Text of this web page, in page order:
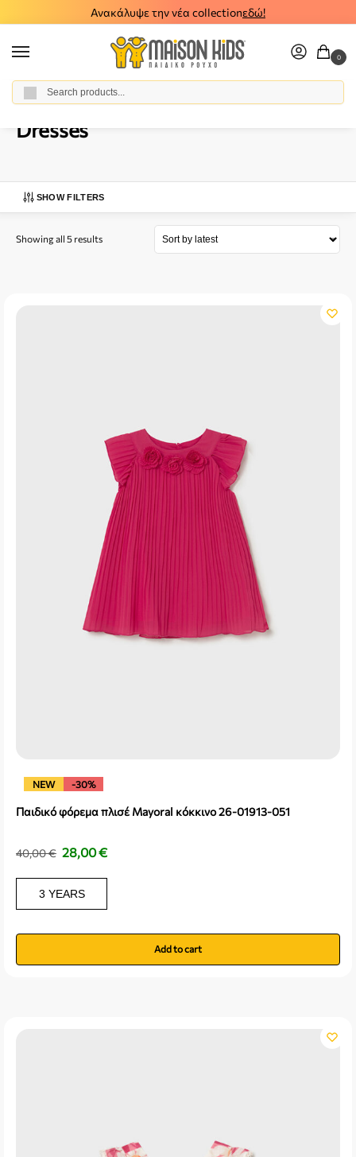
Ανακάλυψε την νέα collectionεδώ!
0
Home / Baby Girl /
Dresses
SHOW FILTERS
Showing all 5 results
NEW -30%
Παιδικό φόρεμα πλισέ Mayoral κόκκινο 26-01913-051
40,00€ 28,00€
3 YEARS
Add to cart